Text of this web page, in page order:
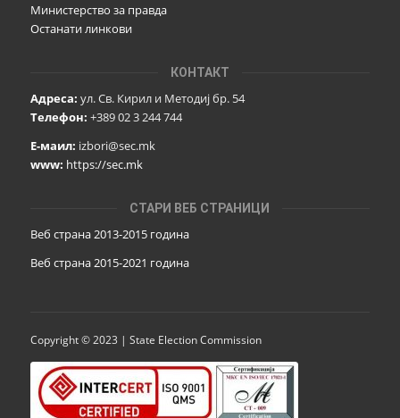
Министерство за правда
Останати линкови
КОНТАКТ
Адреса: ул. Св. Кирил и Методиј бр. 54
Телефон: +389 02 3 244 744
Е-маил: izbori@sec.mk
www: https://sec.mk
СТАРИ ВЕБ СТРАНИЦИ
Веб страна 2013-2015 година
Веб страна 2015-2021 година
Copyright © 2023 | State Election Commission